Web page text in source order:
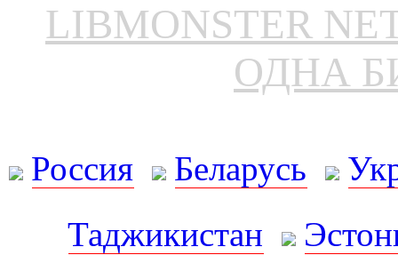
LIBMONSTER
ОДНА
Россия Беларусь
Таджикистан